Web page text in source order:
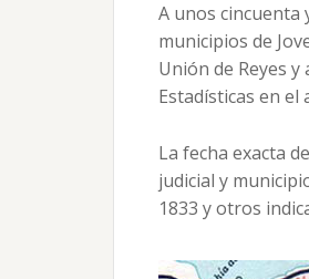
A unos cincuenta
municipios de
Unión de Reyes y
Estadísticas en
La fecha exacta
judicial y
1833 y otros